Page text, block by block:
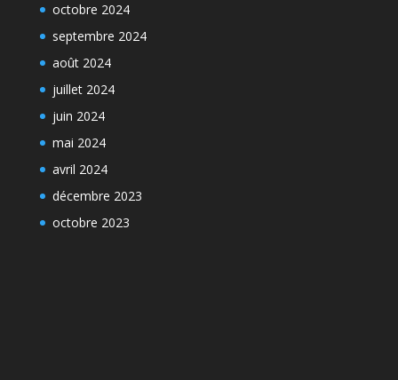
octobre 2024
septembre 2024
août 2024
juillet 2024
juin 2024
mai 2024
avril 2024
décembre 2023
octobre 2023